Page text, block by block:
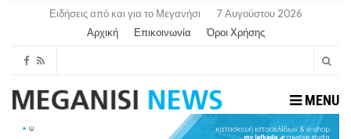
Ειδήσεις από και για το Μεγανήσι
7 Αυγούστου 2026
Αρχική
Επικοινωνία Όροι Χρήσης
MENU
ΝΥΔΡΊ:ΠΙΆΣΤΗΚΑΝ ΣΤΟ ΞΎΛΟ ΟΙ ΙΔΙΟΚΤΉΤΕΣ ΤΟΥΡΙΣΤΙΚΏΝ ΣΚΑΦΏΝ.